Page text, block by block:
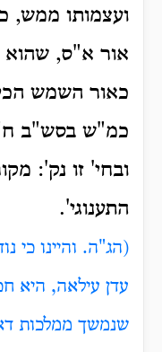
ועצמותו ממש,
אור א"ס, שהוא
כאור השמש
כמ"ש בסש"ב
ובחי' זו נק':
התענוגי'.
(הג"ה. והיינו כי
עדן עילאה, היא
שנמשך ממלכות